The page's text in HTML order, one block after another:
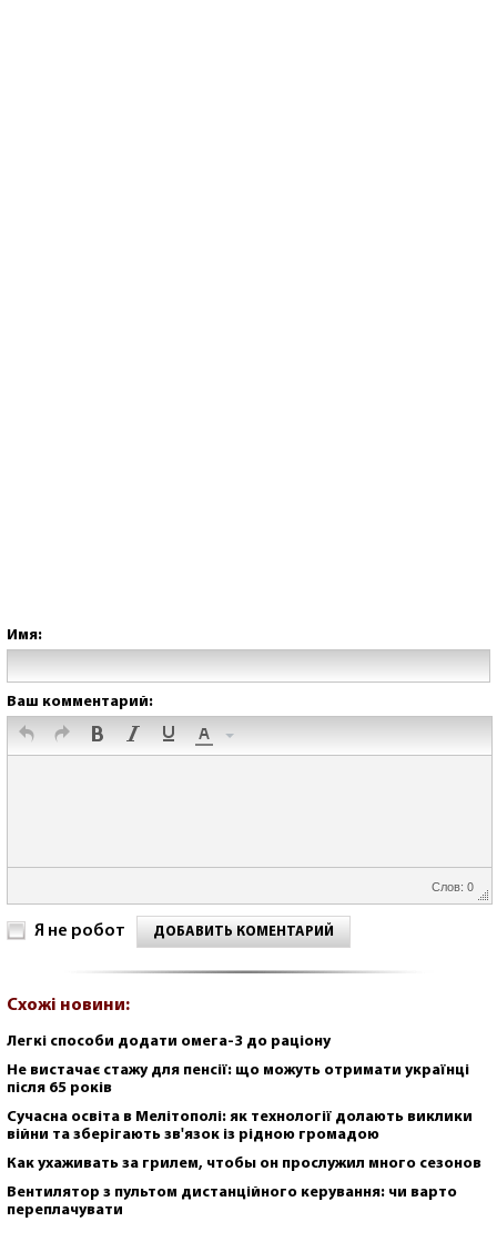
Имя:
Ваш комментарий:
Слов: 0
Я не робот ДОБАВИТЬ КОМЕНТАРИЙ
Схожі новини:
Легкі способи додати омега-3 до раціону
Не вистачає стажу для пенсії: що можуть отримати українці
після 65 років
Сучасна освіта в Мелітополі: як технології долають виклики
війни та зберігають зв'язок із рідною громадою
Как ухаживать за грилем, чтобы он прослужил много сезонов
Вентилятор з пультом дистанційного керування: чи варто
переплачувати